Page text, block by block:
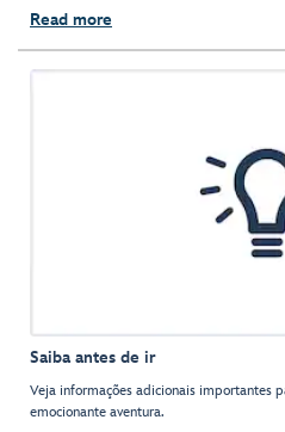
Read more
Saiba antes de ir
Veja informações adicionais importantes
emocionante aventura.